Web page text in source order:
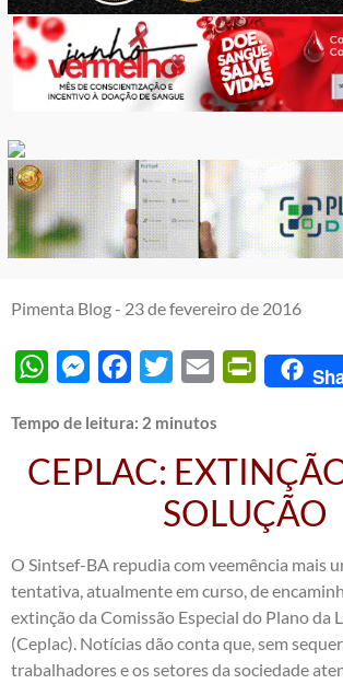
Pimenta Blog - 23 de fevereiro de 2016
WhatsAppMessengerFacebook
Twitter Email
Tempo de leitura: 2 minutos
CEPLAC:
SOLUÇÃO
O Sintsef-BA repudia com veemência mais
tentativa, atualmente em curso, de
extinção da Comissão Especial do Plano da
(Ceplac). Notícias dão conta que, sem
trabalhadores e os setores da sociedade